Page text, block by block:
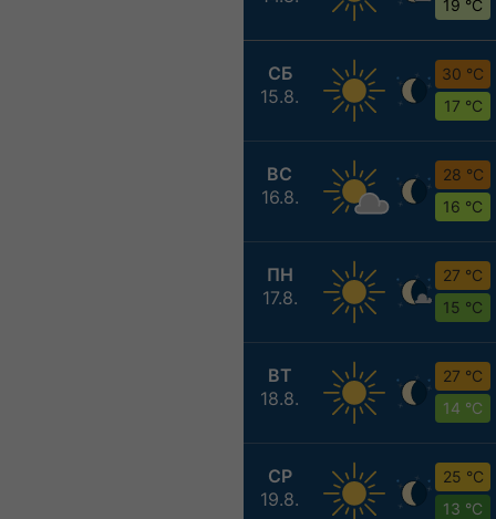
19 °C
СБ
15.8.
30 °C
17 °C
ВС
16.8.
28 °C
16 °C
ПН
17.8.
27 °C
15 °C
ВТ
18.8.
27 °C
14 °C
СР
19.8.
25 °C
13 °C